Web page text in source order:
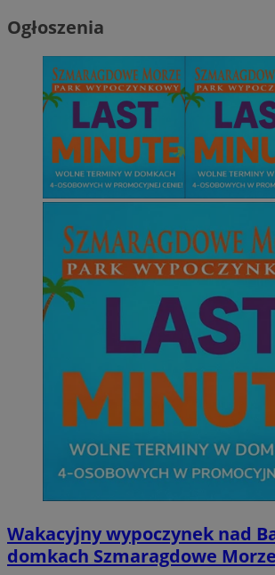
Ogłoszenia
Wakacyjny wypoczynek nad
domkach Szmaragdowe Morze